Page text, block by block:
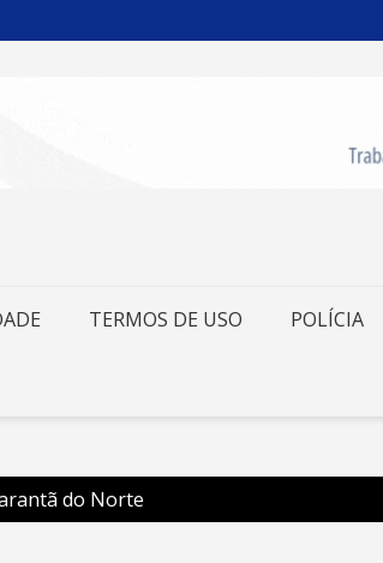
TERMOS DE USO POLÍCIA
do Norte